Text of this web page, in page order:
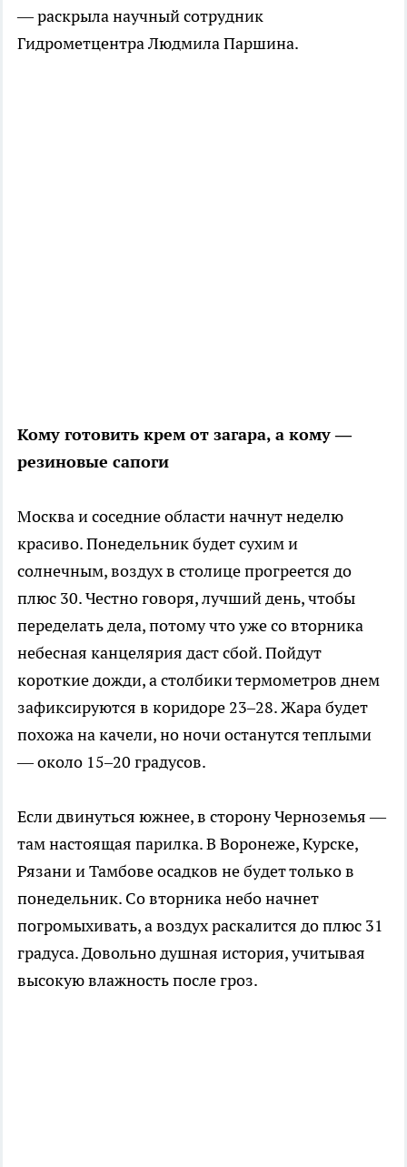
— раскрыла научный сотрудник
Гидрометцентра Людмила Паршина.
Кому готовить крем от загара, а кому —
резиновые сапоги
Москва и соседние области начнут неделю
красиво. Понедельник будет сухим и
солнечным, воздух в столице прогреется до
плюс 30. Честно говоря, лучший день, чтобы
переделать дела, потому что уже со вторника
небесная канцелярия даст сбой. Пойдут
короткие дожди, а столбики термометров днем
зафиксируются в коридоре 23–28. Жара будет
похожа на качели, но ночи останутся теплыми
— около 15–20 градусов.
Если двинуться южнее, в сторону Черноземья —
там настоящая парилка. В Воронеже, Курске,
Рязани и Тамбове осадков не будет только в
понедельник. Со вторника небо начнет
погромыхивать, а воздух раскалится до плюс 31
градуса. Довольно душная история, учитывая
высокую влажность после гроз.